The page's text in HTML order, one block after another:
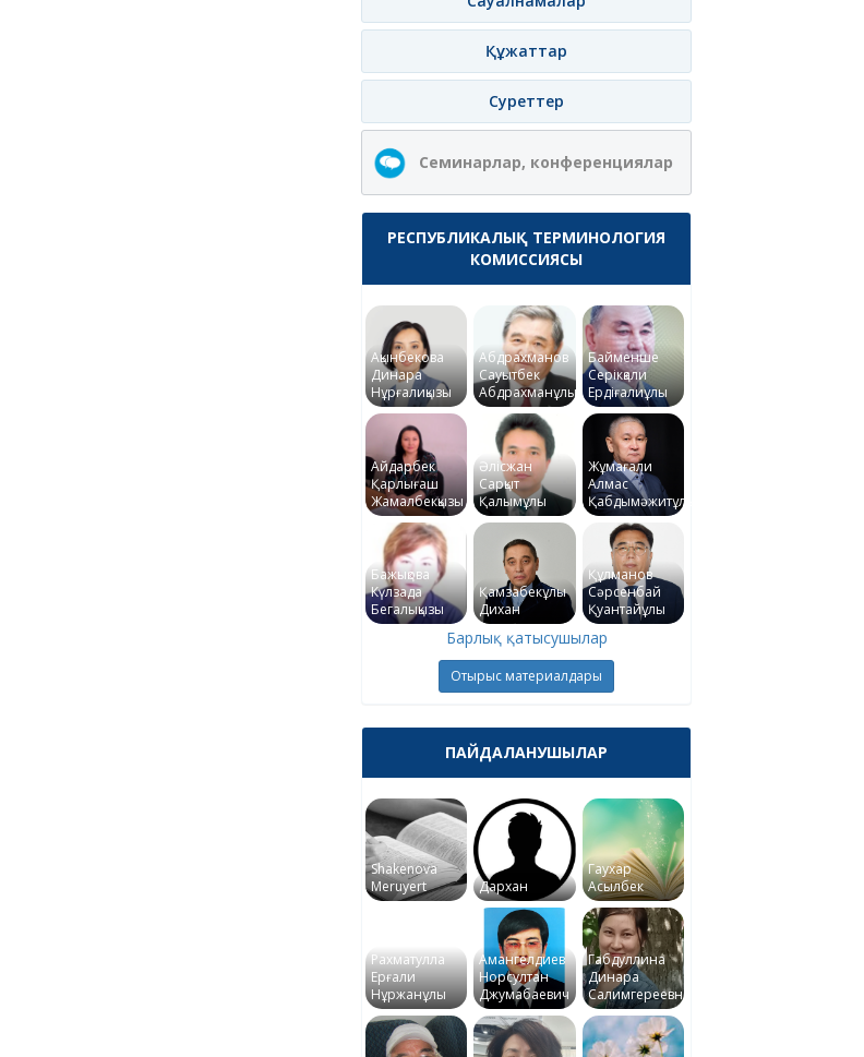
Құжаттар
Суреттер
Семинарлар, конференциялар
РЕСПУБЛИКАЛЫҚ ТЕРМИНОЛОГИЯ
КОМИССИЯСЫ
Ақынбекова
Динара
Нұрғалиқызы
Абдрахманов
Сауытбек
Абдрахманұлы
Байменше
Серікқали
Ердіғалиұлы
Айдарбек
Қарлығаш
Жамалбекқызы
Әлісжан
Сарқыт
Қалымұлы
Жұмағали
Алмас
Қабдымәжитұлы
Бажықова
Күлзада
Бегалықызы
Қамзабекұлы
Дихан
Құлманов
Сәрсенбай
Қуантайұлы
Барлық қатысушылар
Отырыс материалдары
ПАЙДАЛАНУШЫЛАР
Shakenova
Meruyert
Дархан
Гаухар
Асылбек
Рахматулла
Ерғали
Нұржанұлы
Амангелдиев
Норсултан
Джумабаевич
Габдуллина
Динара
Салимгереевна